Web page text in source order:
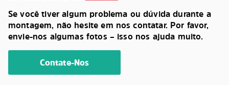
Se você tiver algum problema ou dúvida durante a
montagem, não hesite em nos contatar. Por favor,
envie-nos algumas fotos – isso nos ajuda muito.
Contate-Nos